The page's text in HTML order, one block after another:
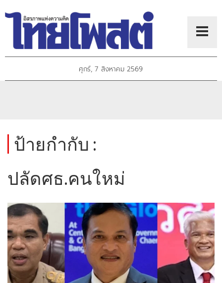
ศุกร์, 7 สิงหาคม 2569
ป้ายกำกับ :
ปลัดศธ.คนใหม่